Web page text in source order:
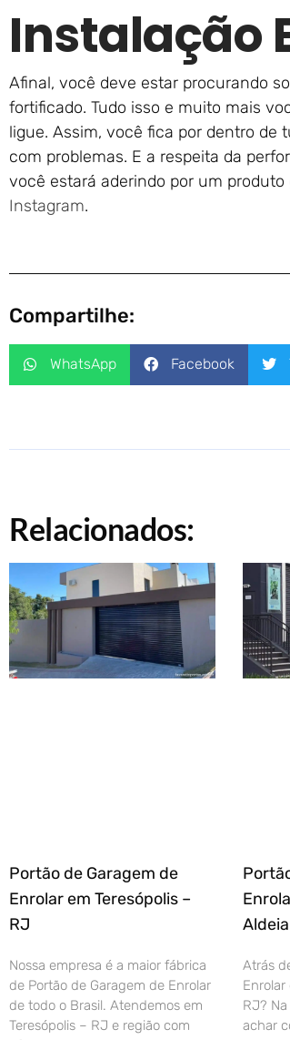
Instalação
Afinal, você deve estar procurando
fortificado. Tudo isso e muito mais
ligue. Assim, você fica por dentro de
com problemas. E a respeita da
você estará aderindo por um
Instagram.
Compartilhe:
WhatsApp Facebook
Relacionados:
Portão de Garagem de
Enrolar em Teresópolis –
RJ
Nossa empresa é a maior fábrica
de Portão de Garagem de Enrolar
de todo o Brasil. Atendemos em
Teresópolis – RJ e região com
Atrás
Enrolar
RJ?
achar